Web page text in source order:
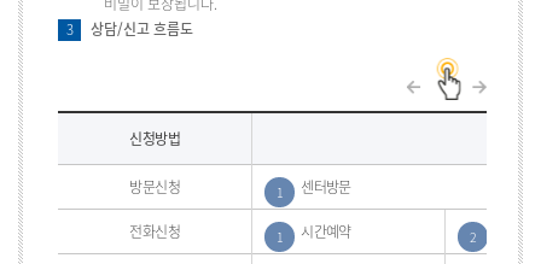
3 상담/신고 흐름도
신
흐
도
신청방법 상담/
방문신청 1 센터방문
전화신청 1 시간예약 2 센터방